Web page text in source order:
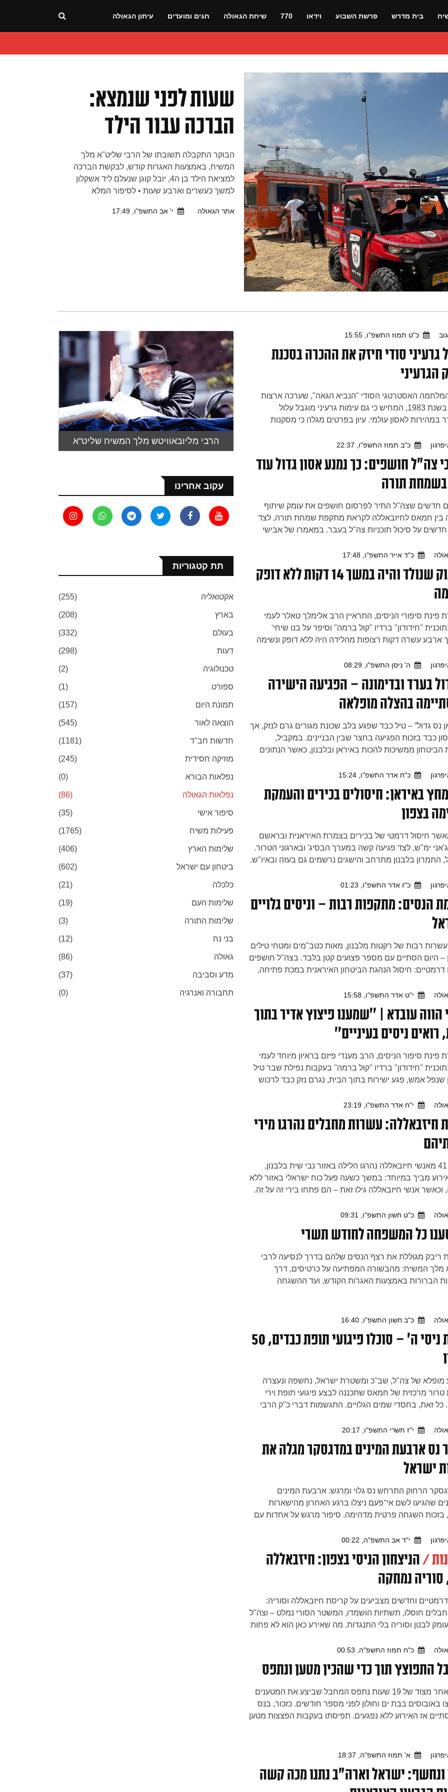
בית מדרש פרשת השבוע וידאו 770 שיחת הגאולה חגים ומועדים עיתון הגאולה
שעות לפני שנמצא:
הברכה עבור הילד
הבוקר התקבלה תשובתו של הרבי שליט"א מלך
המשיח, באמצעות האגרות קודש, לבקשת הברכה
למציאת הילד בן ה4, יובל קוגן שנעלם ליד אשקלון
למשך כעשרים וארבע שעות • לסיפור המלא
אתר הגאולה י' אב התשפ"ו, 17:49
כ"ט תמוז התשפ"ו, 15:55
גרעיני סודי חיזק את ההכרה בסכנת
הגרעיני
האסטרטגי הסודי "הנביא הגאה", שערכה ארצות
הברית בשנת 1983, המחיש כי גם עימות גרעיני מוגבל עלול
במהירות לאסון עולמי. עיון בפרטים מגלה כי מסקנות
מנהיגי העולם מכירים בסכנת הנשק הגרעיני ופועלים
כחלק מההכנה לגאולה האמיתית והשלימה
כ"ב תמוז התשפ"ו, 22:37
צה"ל חושפים: כך נמנע אסון גדול עוד
בשמחת תורה
חדשים שצה"ל התיר לפרסום חושפים את עומק שיתוף
בין חמאס לחיזבאללה לקראת מתקפת שמחת תורה, לצד
על סיכול תוכניות צה"ל בעבר. במאמרו של אבישי
שמנע, בחסדי ה', אסון כבד בהרבה
כ"ד אייר התשפ"ו, 17:48
התינוק שנולד והיה במשך 14 דקות ללא דופק
פינת סיפורי הניסים, התראיין הרב אלימלך טאלר לעמי
''חידודון'' ברדיו "קול ברמה" וסיפר על בנו שיחי'
עשרה דקות רצופות מהלידה היה ללא דופק ונשימה
"אגרות הקודש" | האזינו
ה' ניסן התשפ"ו, 08:29
בערד ובדימונה – הפגיעה הישירה
בהצלה מופלאה
נס גדול” – טיל כבד שפגע בלב שכונת מגורים גרם לנזק, אך
כבד בזכות הפגיעה בחצר שבין הבניינים. במקביל,
הביטחון ממשיכות להכות באיראן ובלבנון, כאשר הנתונים
אלוקית ונסים גלויים, המחזקים את הביטחון כי עם
מתקדם לעבר הגאולה האמיתית והשלימה
כ"ח אדר התשפ"ו, 15:24
באיראן: חיסולים בכירים והעמקת
בצפון
חיסול דרמטי של בכירים בצמרת האיראנית ובראשם
ימ"ש, לצד פגיעה קשה במערך הבסיג' ובארגוני הטרור.
התמרון בלבנון מתרחב והישגים נרשמים גם בעזה ובאיו"ש.
כ"ז אדר התשפ"ו, 01:23
הנסים: מתקפות רבות – וניסים גלויים
רבות של רקטות מלבנון, מאות כטב"מים ומטחי טילים
– היום הסתיים עם מספר פצועים קטן בלבד. בצה"ל חושפים
דרמטיים: חיסול הנהגת הביטחון האיראנית במכת פתיחה,
גלויים והתגברות הלחץ על המשטר האיראני
י"ט אדר התשפ"ו, 15:58
הווה עובדא | ''שמענו פיצוץ אדיר בתוך
רואים ניסים בעיניים''
פינת סיפור הניסים, הרב מענדי פיזם בראיון מיוחד לעמי
''חידודון'' ברדיו ''קול ברמה'' בעקבות נפילת שבר טיל
שנפל אמש, פגע ישירות בתוך הבית, נגרם נזק כבד לרכוש
י"ח אדר התשפ"ו, 23:19
חיזבאללה: עשרות מחבלים נהרגו מירי
לפחות 41 מאנשי חיזבאללה נהרגו הלילה באזור נבי שית בלבנון,
מביך במיוחד: במשך כשעה פעל כוח ישראלי באזור ללא
וכאשר אנשי חיזבאללה גילו זאת – הם פתחו בירי זה על זה.
כ"ט חשון התשפ"ו, 09:31
כל המשפחה לחודש תשרי
מגוללת את רצף הנסים שלהם בדרך לנסיעה לרבי
מלך המשיח: מהבשורה המפתיעה על כרטיסים, דרך
הברורות באמצעות האגרות הקודש, ועד ההשגחה
כ"ב חשון התשפ"ו, 16:40
בזכות ניסי ה' – סוכלו פיגועי תופת כבדים, 50
מופלא של צה"ל, שב"כ ומשטרת ישראל, נחשפה ונעצרה
מרכזית של חמאס שתכננה לבצע פיגועי תופת וירי
כל זאת, בחסדי שמים הגלויים. התגשמות דברי כ"ק הרבי
הטרור
י"ז תשרי התשפ"ו, 20:17
נס ארבעת המינים במדגסקר מגלה את
ישראל
הרחוק התרחש נס גלוי ומרגש: ארבעת המינים
שהגיעו לשם אי־פעם ניצלו ברגע האחרון מהישארות
בזכות השגחה פרטית מדהימה. סיפור מרגש על אחדות עם
י"ד אב התשפ"ה, 00:22
/ הניצחון הניסי בצפון: חיזבאללה
נמחקה
דרמטיים וחדשים מצביעים על קריסת חיזבאללה וסוריה:
חוסלו, תשתיות הושמדו, המשטר הסורי נמלט – וצה"ל
לבנון וסוריה בלי התנגדות. מה שאירע כאן הוא לא פחות
כ"ח תמוז התשפ"ה, 00:53
התפוצץ תוך כדי שהכין מטען ונתפס
היום, לאחר מצוד של 19 שעות נתפס המחבל שביצע את המטענים
באובוסים בבת ים וחולון לפני מספר חודשים. כזכור, בנס
אז האירוע ללא נפגעים. תפיסתו בעקבות הפצצות מטען
א' תמוז התשפ"ה, 18:37
ונחשף: ישראל וארה"ב נתנו מכה קשה
הרבי מליובאוויטש מלך המשיח שליט"א
עקוב אחרינו
תת קטגוריות
אקטואליה (255)
בארץ (208)
בעולם (332)
דעות (298)
טכנולוגיה (2)
ספורט (1)
תמונת היום (157)
הוצאה לאור (545)
חדשות חב"ד (1181)
מוזיקה חסידית (245)
נפלאות הבורא (0)
נפלאות הגאולה (86)
סיפור אישי (35)
פעילות משיח (1765)
שלימות הארץ (406)
ביטחון עם ישראל (602)
כלכלה (21)
שלימות העם (19)
שלימות התורה (3)
בני נח (12)
גאולה (86)
מדע וסביבה (37)
תחבורה ואנרגיה (0)